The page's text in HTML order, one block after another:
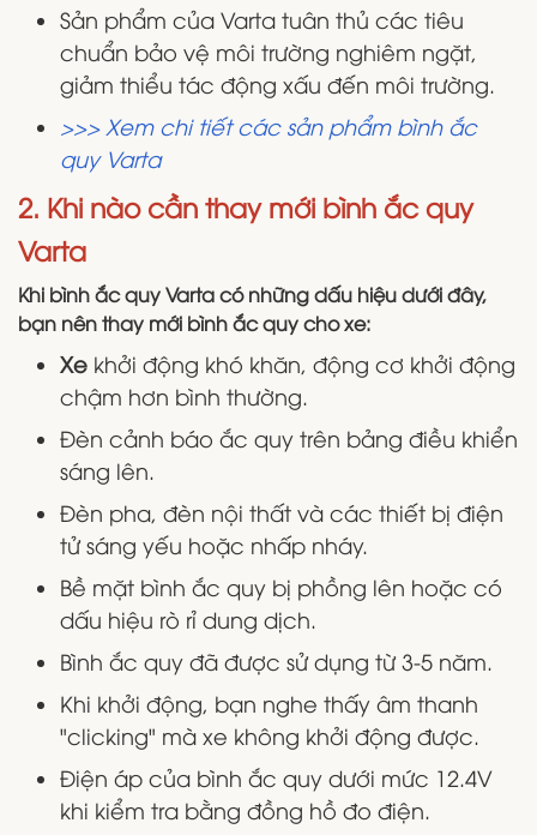
Sản phẩm của Varta tuân thủ các tiêu
chuẩn bảo vệ môi trường nghiêm ngặt,
giảm thiểu tác động xấu đến môi trường.
>>> Xem chi tiết các sản phẩm bình ắc
quy Varta
2. Khi nào cần thay mới bình ắc quy
Varta
Khi bình ắc quy Varta có những dấu hiệu dưới đây,
bạn nên thay mới bình ắc quy cho xe:
Xe khởi động khó khăn, động cơ khởi động
chậm hơn bình thường.
Đèn cảnh báo ắc quy trên bảng điều khiển
sáng lên.
Đèn pha, đèn nội thất và các thiết bị điện
tử sáng yếu hoặc nhấp nháy.
Bề mặt bình ắc quy bị phồng lên hoặc có
dấu hiệu rò rỉ dung dịch.
Bình ắc quy đã được sử dụng từ 3-5 năm.
Khi khởi động, bạn nghe thấy âm thanh
"clicking" mà xe không khởi động được.
Điện áp của bình ắc quy dưới mức 12.4V
khi kiểm tra bằng đồng hồ đo điện.